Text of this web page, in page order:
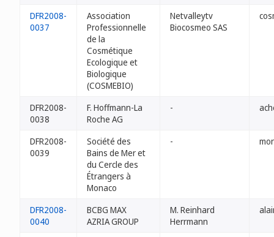
DFR2008-
0037
Association
Professionnelle
de la
Cosmétique
Ecologique et
Biologique
(COSMEBIO)
Netvalleytv
Biocosmeo SAS
DFR2008-
0038
F. Hoffmann-La
Roche AG
-
DFR2008-
0039
Société des
Bains de Mer et
du Cercle des
Étrangers à
Monaco
-
DFR2008-
0040
BCBG MAX
AZRIA GROUP
M. Reinhard
Herrmann